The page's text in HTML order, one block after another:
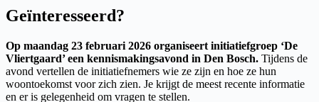
Geïnteresseerd?
Op maandag 23 februari 2026 organiseert initiatiefgroep ‘De
Vliertgaard’ een kennismakingsavond in Den Bosch. Tijdens de
avond vertellen de initiatiefnemers wie ze zijn en hoe ze hun
woontoekomst voor zich zien. Je krijgt de meest recente informatie
en er is gelegenheid om vragen te stellen.